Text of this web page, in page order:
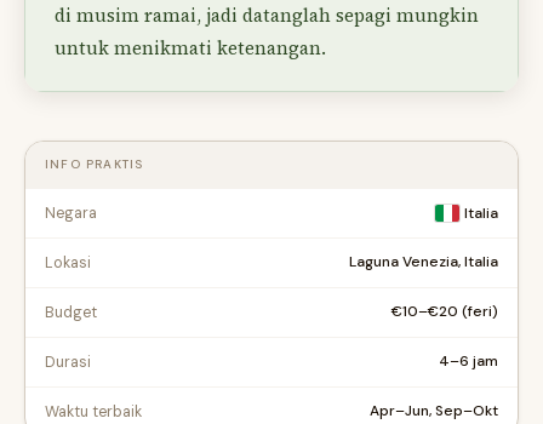
di musim ramai, jadi datanglah sepagi mungkin
untuk menikmati ketenangan.
INFO PRAKTIS
Negara Italia
Lokasi Laguna Venezia, Italia
Budget €10–€20 (feri)
Durasi 4–6 jam
Waktu terbaik Apr–Jun, Sep–Okt